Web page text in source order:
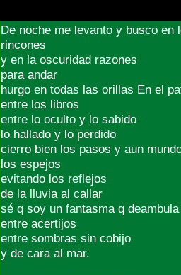
De noche me levanto y busco en
rincones
y en la oscuridad razones
para andar
hurgo en todas las orillas En el
entre los libros
entre lo oculto y lo sabido
lo hallado y lo perdido
cierro bien los pasos y aun
los espejos
evitando los reflejos
de la lluvia al callar
sé q soy un fantasma q deambula
entre acertijos
entre sombras sin cobijo
y de cara al mar.